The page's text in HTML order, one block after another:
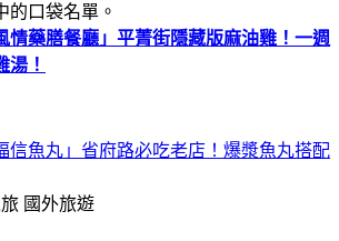
的口袋名單。
情藥膳餐廳」平菁街隱藏版麻油雞！一週
湯！
信魚丸」省府路必吃老店！爆漿魚丸搭配
國外旅遊